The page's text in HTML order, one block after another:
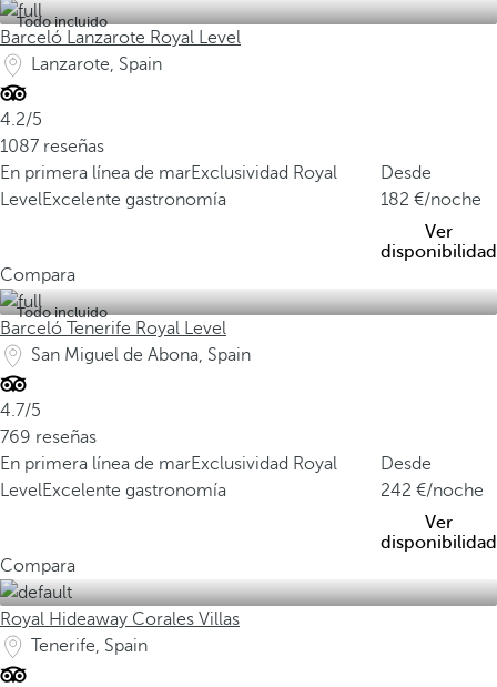
Todo incluido
Barceló Lanzarote Royal Level
Lanzarote, Spain
4.2/5
1087 reseñas
En primera línea de marExclusividad Royal
LevelExcelente gastronomía
Desde
182
/noche
Ver
disponibilidad
Compara
Todo incluido
Barceló Tenerife Royal Level
San Miguel de Abona, Spain
4.7/5
769 reseñas
En primera línea de marExclusividad Royal
LevelExcelente gastronomía
Desde
242
/noche
Ver
disponibilidad
Compara
Royal Hideaway Corales Villas
Tenerife, Spain